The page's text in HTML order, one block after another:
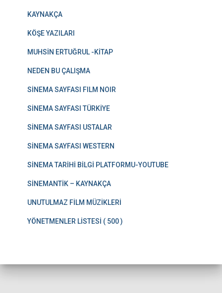
KAYNAKÇA
KÖŞE YAZILARI
MUHSİN ERTUĞRUL -KİTAP
NEDEN BU ÇALIŞMA
SİNEMA SAYFASI FILM NOIR
SİNEMA SAYFASI TÜRKİYE
SİNEMA SAYFASI USTALAR
SİNEMA SAYFASI WESTERN
SİNEMA TARİHİ BİLGİ PLATFORMU-YOUTUBE
SİNEMANTİK – KAYNAKÇA
UNUTULMAZ FİLM MÜZİKLERİ
YÖNETMENLER LİSTESİ ( 500 )